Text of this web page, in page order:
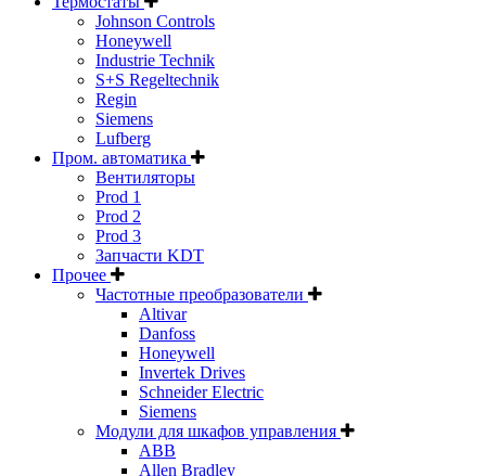
Johnson Controls
Honeywell
Industrie Technik
S+S Regeltechnik
Regin
Siemens
Lufberg
Пром. автоматика
Вентиляторы
Prod 1
Prod 2
Prod 3
Запчасти KDT
Прочее
Частотные преобразователи
Altivar
Danfoss
Honeywell
Invertek Drives
Schneider Electric
Siemens
Модули для шкафов управления
ABB
Allen Bradley